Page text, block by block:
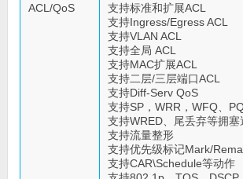
ACL/QoS
支持标准和扩展ACL
支持Ingress/Egress ACL
支持VLAN ACL
支持全局 ACL
支持MAC扩展ACL
支持二层/三层端口ACL
支持Diff-Serv QoS
支持SP，WRR，WFQ、
支持WRED、尾丢弃等拥塞
支持流量整形
支持优先级标记Mark/
支持CAR\Schedule等动作